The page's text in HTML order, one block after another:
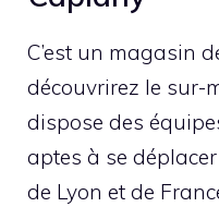
C’est un magasin
découvrirez le sur-
dispose des
aptes à se
de Lyon et de